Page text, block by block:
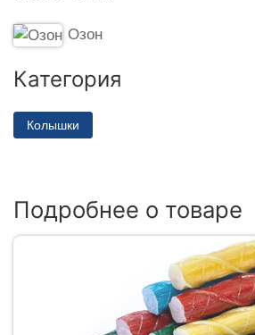
Озон
Категория
Колышки
Подробнее о товаре